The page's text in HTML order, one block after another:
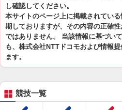
し確認してください。
本サイトのページ上に掲載されてい
期しておりますが、その内容の正確
ではありません。 当該情報に基づい
も、株式会社NTTドコモおよび情報
ます。
競技一覧